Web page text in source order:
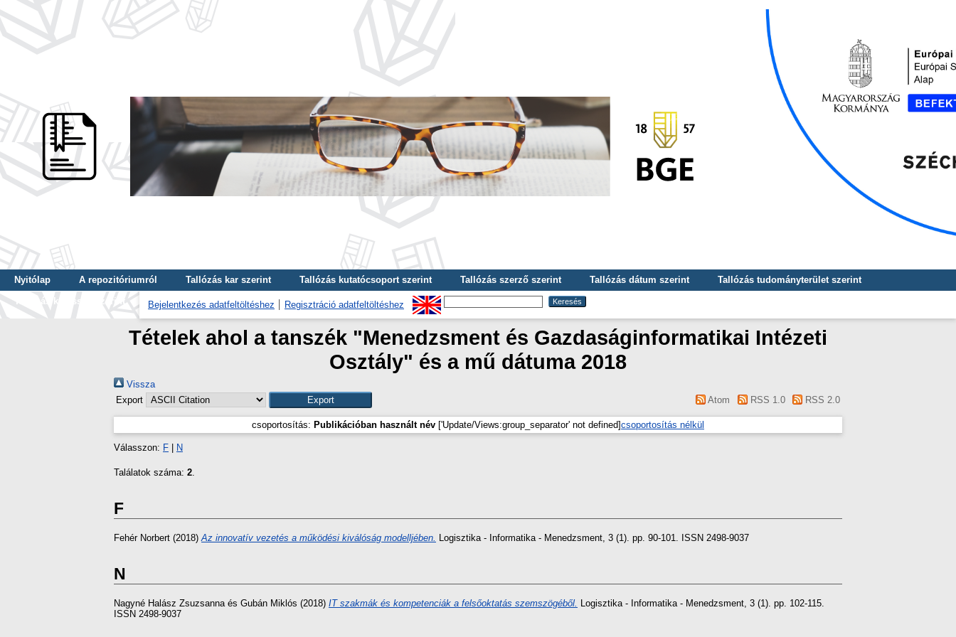
Nyitólap A repozitóriumról Tallózás kar szerint Tallózás kutatócsoport szerint Tallózás szerző szerint Tallózás dátum szerint
Tallózás tudományterület szerint
Tallózás kulcsszó szerint
Bejelentkezés adatfeltöltéshez Regisztráció adatfeltöltéshez
Tételek ahol a tanszék "Menedzsment és Gazdaságinformatikai Intézeti
Osztály" és a mű dátuma 2018
Vissza
Export
Atom RSS 1.0 RSS 2.0
csoportosítás: Publikációban használt név ['Update/Views:group_separator' not defined]csoportosítás nélkül
Válasszon: F N
Találatok száma: 2.
F
Fehér Norbert (2018)Az innovatív vezetés a működési kiválóság modelljében. Logisztika - Informatika - Menedzsment, 3 (1). pp. 90-101. ISSN 2498-9037
N
Nagyné Halász Zsuzsannaés Gubán Miklós (2018) IT szakmák és kompetenciák a felsőoktatás szemszögéből. Logisztika - Informatika - Menedzsment, 3 (1). pp. 102-115.
ISSN 2498-9037